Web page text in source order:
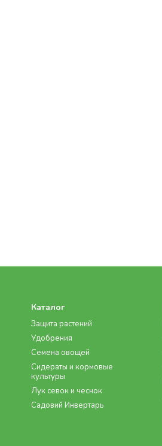
Каталог
Защита растений
Удобрения
Семена овощей
Сидераты и кормовые
культуры
Лук севок и чеснок
Садовий Инвертарь